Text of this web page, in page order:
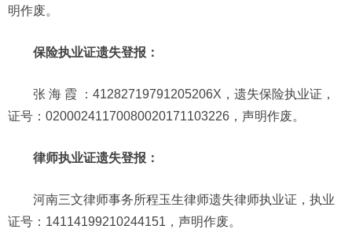
明作废。
保险执业证遗失登报：
张 海 霞 ：41282719791205206X，遗失保险执业证，
证号：02000241170080020171103226，声明作废。
律师执业证遗失登报：
河南三文律师事务所程玉生律师遗失律师执业证，执业
证号：14114199210244151，声明作废。